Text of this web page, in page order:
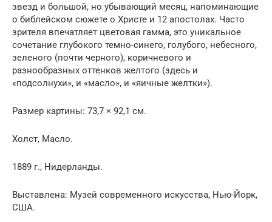
звезд и большой, но убывающий месяц, напоминающие
о библейском сюжете о Христе и 12 апостолах. Часто
зрителя впечатляет цветовая гамма, это уникальное
сочетание глубокого темно-синего, голубого, небесного,
зеленого (почти черного), коричневого и
разнообразных оттенков желтого (здесь и
«подсолнухи», и «масло», и «яичные желтки»).
Размер картины: 73,7 × 92,1 см.
Холст, Масло.
1889 г., Нидерланды.
Выставлена: Музей современного искусства, Нью-Йорк,
США.